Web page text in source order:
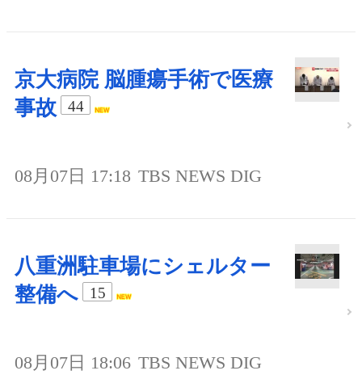
京大病院 脳腫瘍手術で医療
事故
44
08月07日 17:18 TBS NEWS DIG
八重洲駐車場にシェルター
整備へ
15
08月07日 18:06 TBS NEWS DIG